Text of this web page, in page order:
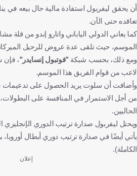
أن يحقق ليفربول استفادة مالية حال بيعه في
تعاقده حتى الآن.
كما يعاني الدولي الياباني واتارو إندو من قلة
الموسم، حيث تلقى عدة عروض للرحيل
ومع ذلك، بحسب شبكة "فوتبول إنسايدر"،
لاعب من قوام الفريق هذا الموسم.
وأضافت أن سلوت يريد الحصول على تدعيمات في
من أجل الاستمرار في المنافسة على
الحاليين.
الكاملة).
إعلان